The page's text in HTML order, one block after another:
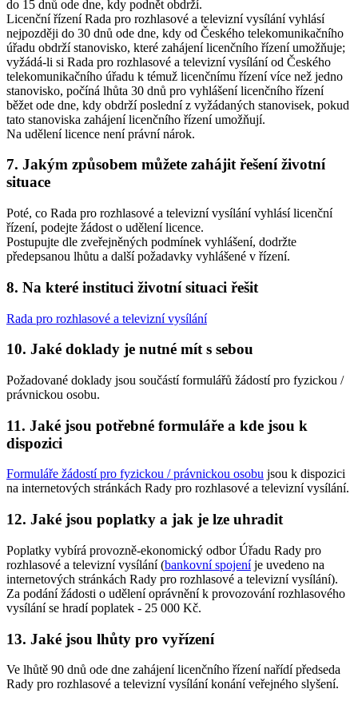
do 15 dnů ode dne, kdy podnět obdrží.
Licenční řízení Rada pro rozhlasové a televizní vysílání vyhlásí
nejpozději do 30 dnů ode dne, kdy od Českého telekomunikačního
úřadu obdrží stanovisko, které zahájení licenčního řízení umožňuje;
vyžádá-li si Rada pro rozhlasové a televizní vysílání od Českého
telekomunikačního úřadu k témuž licenčnímu řízení více než jedno
stanovisko, počíná lhůta 30 dnů pro vyhlášení licenčního řízení
běžet ode dne, kdy obdrží poslední z vyžádaných stanovisek, pokud
tato stanoviska zahájení licenčního řízení umožňují.
Na udělení licence není právní nárok.
7. Jakým způsobem můžete zahájit řešení životní
situace
Poté, co Rada pro rozhlasové a televizní vysílání vyhlásí licenční
řízení, podejte žádost o udělení licence.
Postupujte dle zveřejněných podmínek vyhlášení, dodržte
předepsanou lhůtu a další požadavky vyhlášené v řízení.
8. Na které instituci životní situaci řešit
Rada pro rozhlasové a televizní vysílání
10. Jaké doklady je nutné mít s sebou
Požadované doklady jsou součástí formulářů žádostí pro fyzickou /
právnickou osobu.
11. Jaké jsou potřebné formuláře a kde jsou k
dispozici
Formuláře žádostí pro fyzickou / právnickou osobu jsou k dispozici
na internetových stránkách Rady pro rozhlasové a televizní vysílání.
12. Jaké jsou poplatky a jak je lze uhradit
Poplatky vybírá provozně-ekonomický odbor Úřadu Rady pro
rozhlasové a televizní vysílání (bankovní spojeníje uvedeno na
internetových stránkách Rady pro rozhlasové a televizní vysílání).
Za podání žádosti o udělení oprávnění k provozování rozhlasového
vysílání se hradí poplatek - 25 000 Kč.
13. Jaké jsou lhůty pro vyřízení
Ve lhůtě 90 dnů ode dne zahájení licenčního řízení nařídí předseda
Rady pro rozhlasové a televizní vysílání konání veřejného slyšení.